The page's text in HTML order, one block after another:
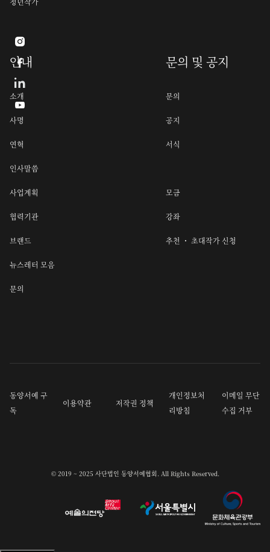
안내
소개
사명
연혁
인사말씀
사업계획
협력기관
브랜드
뉴스레터 모음
문의
문의 및 공지
문의
공지
서식
모금
강좌
추천 ・ 초대작가 신청
동양서예 구
독
이용약관 저작권 정책
개인정보처
리방침
이메일 무단
수집 거부
© 2019 ~ 2025 사단법인 동양서예협회. All Rights Reserved.


